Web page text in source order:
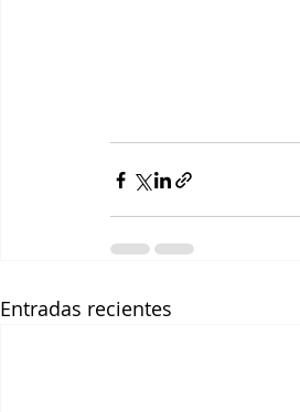
Entradas recientes